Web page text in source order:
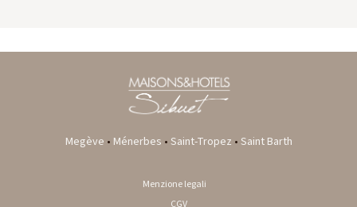
Megève • Ménerbes • Saint-Tropez • Saint Barth
Menzione legali
CGV